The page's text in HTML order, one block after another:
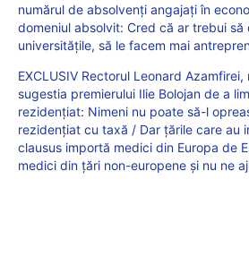
numărul de absolvenți angajați în
domeniul absolvit: Cred că ar trebui să
universitățile, să le facem mai
EXCLUSIV Rectorul Leonard Azamfirei,
sugestia premierului Ilie Bolojan de a
rezidențiat: Nimeni nu poate să-l
rezidențiat cu taxă / Dar țările care au
clausus importă medici din Europa de
medici din țări non-europene și nu ne